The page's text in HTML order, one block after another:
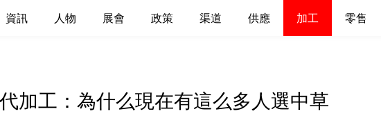
加工：為什么現在有這么多人選中草
資訊 人物 展會 政策 渠道 供應 加工 零售